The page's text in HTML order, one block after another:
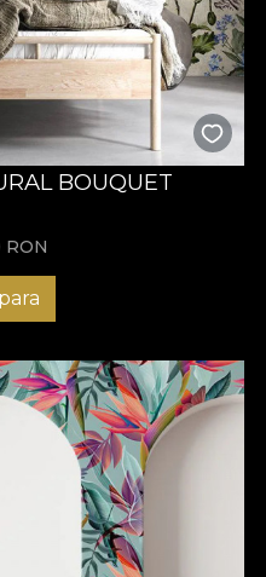
BOUQUET
RON